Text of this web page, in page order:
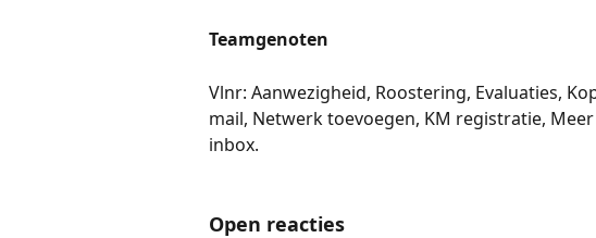
Teamgenoten
Vlnr: Aanwezigheid, Roostering, Evaluaties,
mail, Netwerk toevoegen, KM registratie,
inbox.
Open reacties